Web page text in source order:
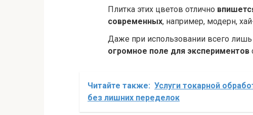
Плитка этих цветов отлично
современных, например, модерн,
Даже при использовании всего
огромное поле для экспериментов
Читайте также: Услуги токарной
без лишних переделок